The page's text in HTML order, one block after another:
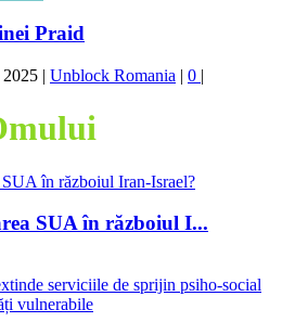
Praid
2025 | Unblock Romania | 0 |
SUA în războiul I...